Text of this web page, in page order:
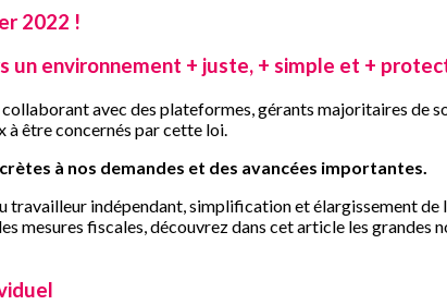
2022 !
un environnement + juste, + simple et +
avec des plateformes, gérants majoritaires de
à être concernés par cette loi.
à nos demandes et des avancées importantes.
indépendant, simplification et élargissement de
fiscales, découvrez dans cet article les grandes